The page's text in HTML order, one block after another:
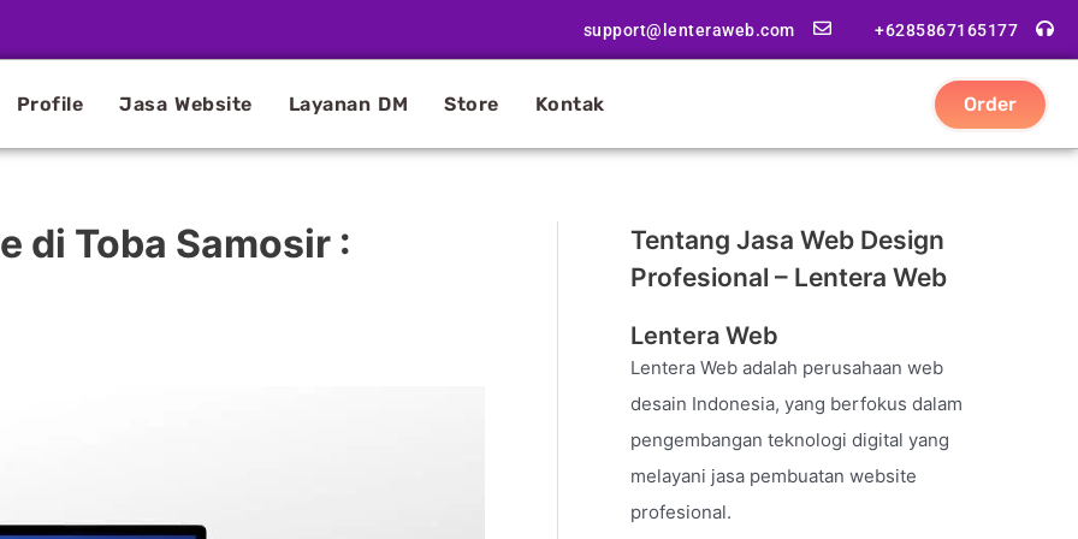
support@lenteraweb.com +6285867165177
Profile Jasa Website Layanan DM Store Kontak Order
di Toba Samosir :
Tentang Jasa Web Design
Profesional – Lentera Web
Lentera Web
Lentera Web adalah perusahaan web
desain Indonesia, yang berfokus dalam
pengembangan teknologi digital yang
melayani jasa pembuatan website
profesional.